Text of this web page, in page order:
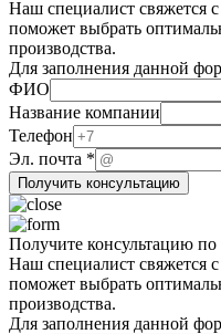
Наш специалист свяжется
поможет выбрать
производства.
Для заполнения данной
ФИО
Название компании
Эл.
Телефон
ФИО
Телефон
Эл. почта *
Получить консультацию
Получите консультацию
Наш специалист свяжется
поможет выбрать
производства.
Для заполнения данной